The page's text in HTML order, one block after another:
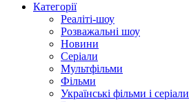
Категорії
Реаліті-шоу
Розважальні шоу
Новини
Серіали
Мультфільми
Фільми
Українські фільми і серіали